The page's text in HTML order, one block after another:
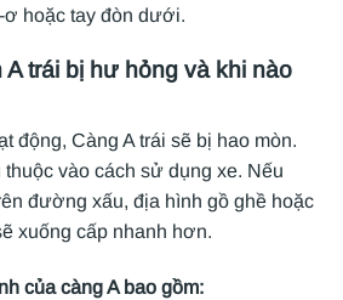
hoặc tay đòn dưới.
A trái bị hư hỏng và khi nào
động, Càng A trái sẽ bị hao mòn.
vào cách sử dụng xe. Nếu
đường xấu, địa hình gồ ghề hoặc
xuống cấp nhanh hơn.
của càng A bao gồm: